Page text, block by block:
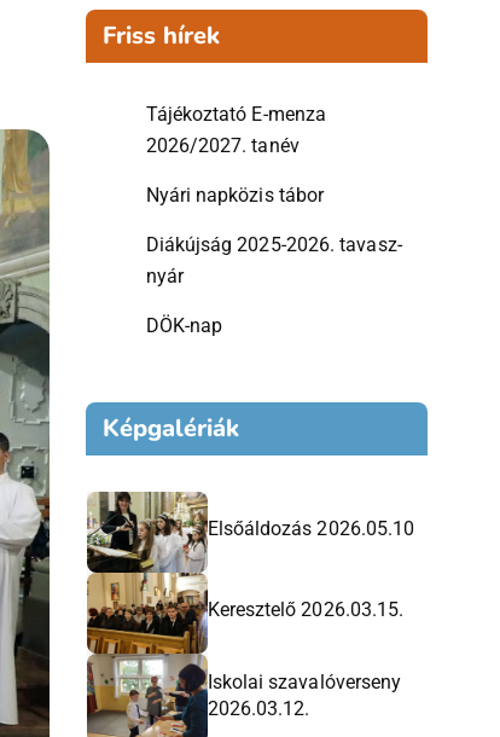
Friss hírek
Tájékoztató E-menza
2026/2027. tanév
Nyári napközis tábor
Diákújság 2025-2026. tavasz-
nyár
DÖK-nap
Képgalériák
Elsőáldozás 2026.05.10
Keresztelő 2026.03.15.
Iskolai szavalóverseny
2026.03.12.